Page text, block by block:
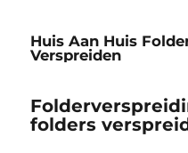
Huis Aan Huis
Verspreiden
folders